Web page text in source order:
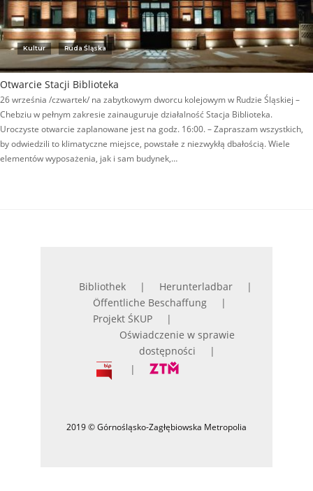
Kultur Ruda Śląska
Otwarcie Stacji Biblioteka
26 września /czwartek/ na zabytkowym dworcu kolejowym w Rudzie Śląskiej –
Chebziu w pełnym zakresie zainauguruje działalność Stacja Biblioteka.
Uroczyste otwarcie zaplanowane jest na godz. 16:00. – Zapraszam wszystkich,
by odwiedzili to klimatyczne miejsce, powstałe z niezwykłą dbałością. Wiele
elementów wyposażenia, jak i sam budynek,…
Bibliothek
Herunterladbar
Öffentliche Beschaffung
Projekt ŚKUP
Oświadczenie w sprawie
dostępności
2019 © Górnośląsko-Zagłębiowska Metropolia